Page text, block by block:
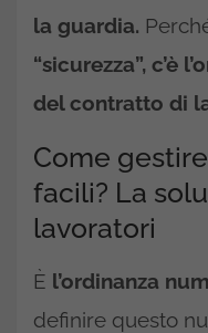
la guardia.
“sicurezza”, c’è
del contratto di
Come
facili? La
lavoratori
È l’ordinanza
definire questo